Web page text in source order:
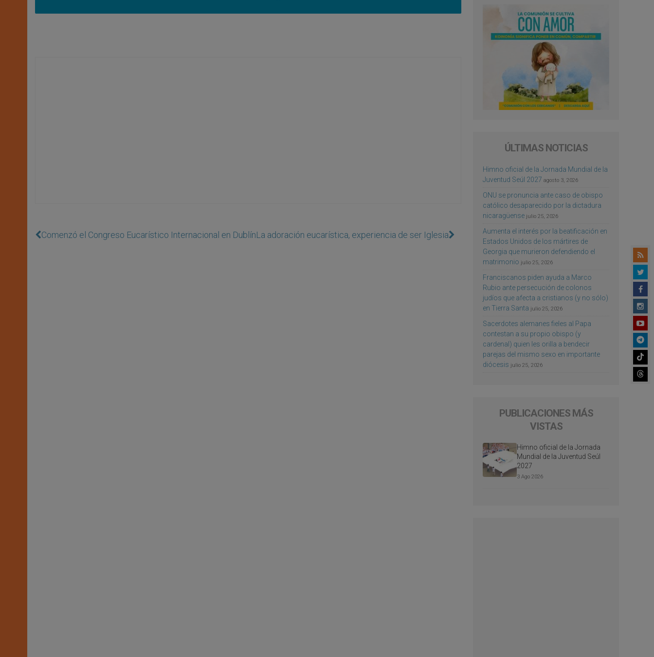
Comenzó el Congreso Eucarístico Internacional en DublínLa adoración eucarística, experiencia de ser Iglesia
ÚLTIMAS NOTICIAS
Himno oficial de la Jornada Mundial de la
Juventud Seúl 2027 agosto 3, 2026
ONU se pronuncia ante caso de obispo
católico desaparecido por la dictadura
nicaragüense julio 25, 2026
Aumenta el interés por la beatificación en
Estados Unidos de los mártires de
Georgia que murieron defendiendo el
matrimonio julio 25, 2026
Franciscanos piden ayuda a Marco
Rubio ante persecución de colonos
judíos que afecta a cristianos (y no sólo)
en Tierra Santa julio 25, 2026
Sacerdotes alemanes fieles al Papa
contestan a su propio obispo (y
cardenal) quien les orilla a bendecir
parejas del mismo sexo en importante
diócesis julio 25, 2026
PUBLICACIONES MÁS
VISTAS
Himno oficial de la Jornada
Mundial de la Juventud Seúl
2027
3 Ago 2026